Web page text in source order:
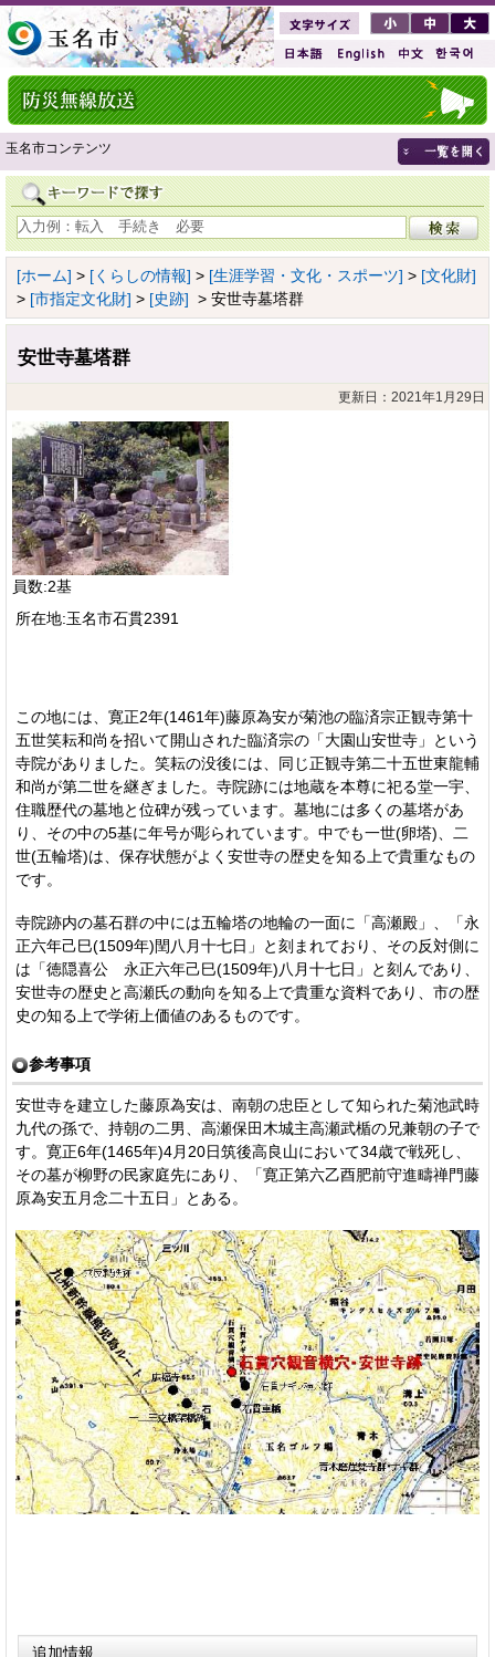
玉名市コンテンツ
[ホーム] > [くらしの情報] > [生涯学習・文化・スポーツ] > [文化財]
> [市指定文化財] > [史跡] > 安世寺墓塔群
安世寺墓塔群
更新日：2021年1月29日
員数:2基
所在地:玉名市石貫2391
この地には、寛正2年(1461年)藤原為安が菊池の臨済宗正観寺第十
五世笑耘和尚を招いて開山された臨済宗の「大園山安世寺」という
寺院がありました。笑耘の没後には、同じ正観寺第二十五世東龍輔
和尚が第二世を継ぎました。寺院跡には地蔵を本尊に祀る堂一宇、
住職歴代の墓地と位碑が残っています。墓地には多くの墓塔があ
り、その中の5基に年号が彫られています。中でも一世(卵塔)、二
世(五輪塔)は、保存状態がよく安世寺の歴史を知る上で貴重なもの
です。
寺院跡内の墓石群の中には五輪塔の地輪の一面に「高瀬殿」、「永
正六年己巳(1509年)閏八月十七日」と刻まれており、その反対側に
は「徳隠喜公 永正六年己巳(1509年)八月十七日」と刻んであり、
安世寺の歴史と高瀬氏の動向を知る上で貴重な資料であり、市の歴
史の知る上で学術上価値のあるものです。
参考事項
安世寺を建立した藤原為安は、南朝の忠臣として知られた菊池武時
九代の孫で、持朝の二男、高瀬保田木城主高瀬武楯の兄兼朝の子で
す。寛正6年(1465年)4月20日筑後高良山において34歳で戦死し、
その墓が柳野の民家庭先にあり、「寛正第六乙酉肥前守進疇禅門藤
原為安五月念二十五日」とある。
追加情報